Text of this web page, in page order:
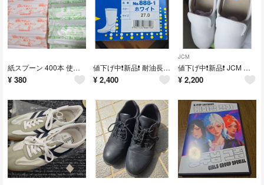
紙スプーン 400本 使い捨て 個包装 白 備蓄 子育て
¥ 380
値下げ中❗新品❗ 耐油長靴 白 27cm
¥ 2,400
JCM
値下げ中❗新品❗ JCM コックシューズ 24cm 白
¥ 2,200